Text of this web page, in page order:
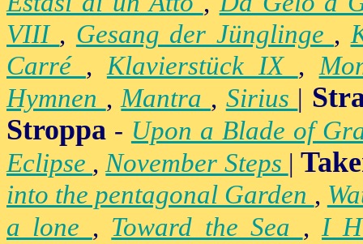
VIII , Gesang der Jünglinge ,
Carré ,Klavierstück IX ,
Hymnen ,Mantra , Sirius |
Stroppa - Upon a Blade of
Eclipse ,November Steps |
into the pentagonal Garden ,
a lone , Toward the Sea ,I